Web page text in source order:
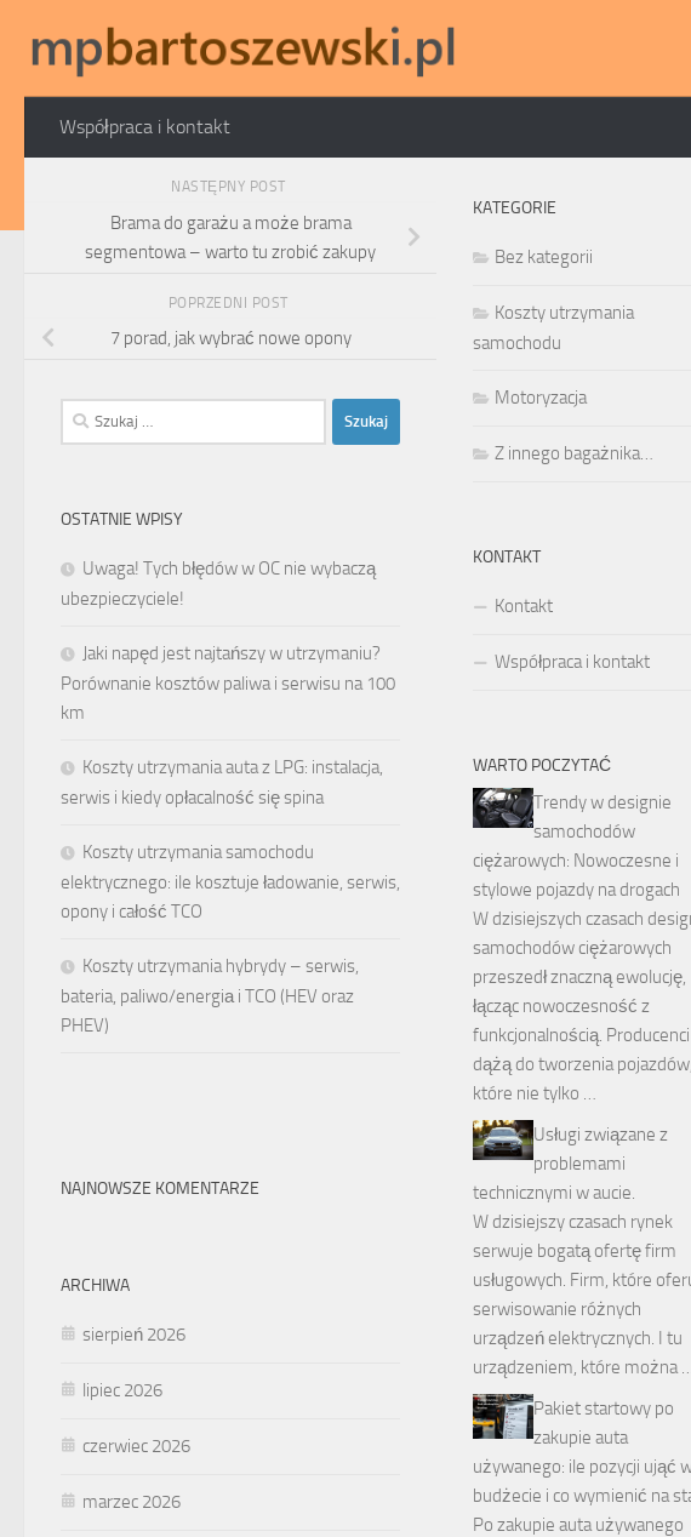
Skip to content
Współpraca i kontakt
NASTĘPNY POST
Brama do garażu a może brama
segmentowa – warto tu zrobić zakupy
POPRZEDNI POST
7 porad, jak wybrać nowe opony
Szukaj:
OSTATNIE WPISY
Uwaga! Tych błędów w OC nie wybaczą
ubezpieczyciele!
Jaki napęd jest najtańszy w utrzymaniu?
Porównanie kosztów paliwa i serwisu na 100
km
Koszty utrzymania auta z LPG: instalacja,
serwis i kiedy opłacalność się spina
Koszty utrzymania samochodu
elektrycznego: ile kosztuje ładowanie, serwis,
opony i całość TCO
Koszty utrzymania hybrydy – serwis,
bateria, paliwo/energiа i TCO (HEV oraz
PHEV)
NAJNOWSZE KOMENTARZE
ARCHIWA
sierpień 2026
lipiec 2026
czerwiec 2026
marzec 2026
KATEGORIE
Bez kategorii
Koszty utrzymania
samochodu
Motoryzacja
Z innego bagażnika…
KONTAKT
Kontakt
Współpraca i kontakt
WARTO POCZYTAĆ
Trendy w designie
samochodów
ciężarowych: Nowoczesne i
stylowe pojazdy na drogach
W dzisiejszych czasach
samochodów ciężarowych
przeszedł znaczną ewolucję,
łącząc nowoczesność z
funkcjonalnością. Producenci
dążą do tworzenia pojazdów,
które nie tylko …
Usługi związane z
problemami
technicznymi w aucie.
W dzisiejszy czasach rynek
serwuje bogatą ofertę firm
usługowych. Firm, które
serwisowanie różnych
urządzeń elektrycznych. I tu
urządzeniem, które można
Pakiet startowy po
zakupie auta
używanego: ile pozycji ująć
budżecie i co wymienić na
Po zakupie auta używanego